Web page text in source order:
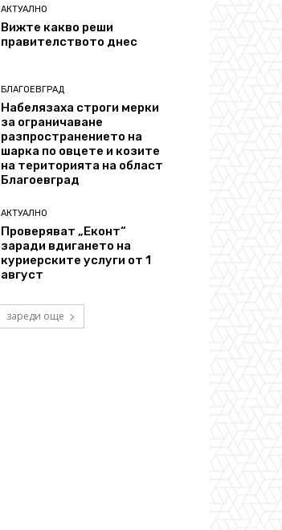
АКТУАЛНО
Вижте какво реши
правителството днес
БЛАГОЕВГРАД
Набелязаха строги мерки
за ограничаване
разпространението на
шарка по овцете и козите
на територията на област
Благоевград
АКТУАЛНО
Проверяват „Еконт“
заради вдигането на
куриерските услуги от 1
август
зареди още